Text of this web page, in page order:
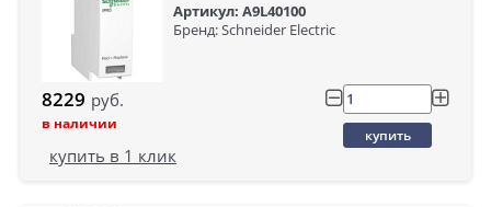
Артикул: A9L40100
Бренд: Schneider Electric
8229 руб.
в наличии
купить
купить в 1 клик